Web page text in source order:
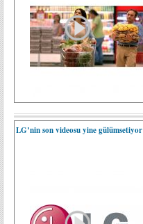
LG’nin son videosu yine gülümsetiyor